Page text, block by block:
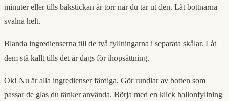
minuter eller tills bakstickan är torr när du tar ut den. Låt bottnarna
svalna helt.
Blanda ingredienserna till de två fyllningarna i separata skålar. Låt
dem stå kallt tills det är dags för ihopsättning.
Ok! Nu är alla ingredienser färdiga. Gör rundlar av botten som
passar de glas du tänker använda. Börja med en klick hallonfyllning